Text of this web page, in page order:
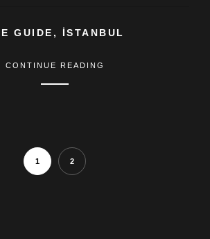
GUIDE, İSTANBUL
CONTINUE READING
1 2